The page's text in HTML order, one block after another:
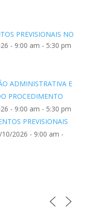
PREVISIONAIS NO
- 9:00 am - 5:30 pm
ADMINISTRATIVA E
PROCEDIMENTO
- 9:00 am - 5:30 pm
PREVISIONAIS
10/2026 - 9:00 am -